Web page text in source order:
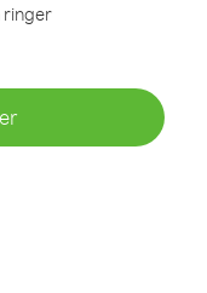
ringer